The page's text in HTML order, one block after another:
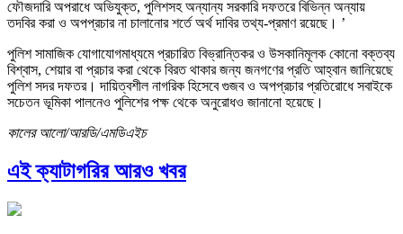
ফৌজদারি অপরাধে অভিযুক্ত, পুলিশসহ অন্যান্য সরকারি দফতরে বিভিন্ন অন্যায়
তদবির করা ও অপপ্রচার না চালানোর শর্তে অর্থ দাবির তথ্য-প্রমাণ রয়েছে। ’
পুলিশ সামাজিক যোগাযোগমাধ্যমে প্রচারিত বিভ্রান্তিকর ও উসকানিমূলক কোনো বক্তব্য
বিশ্বাস, শেয়ার বা প্রচার করা থেকে বিরত থাকার জন্য জনগণের প্রতি আহ্বান জানিয়েছে
পুলিশ সদর দফতর। দায়িত্বশীল নাগরিক হিসেবে গুজব ও অপপ্রচার প্রতিরোধে সবাইকে
সচেতন ভূমিকা পালনেও পুলিশের পক্ষ থেকে অনুরোধও জানানো হয়েছে।
কালের আলো/আরডি/এমডিএইচ
এই ক্যাটাগরির আরও খবর